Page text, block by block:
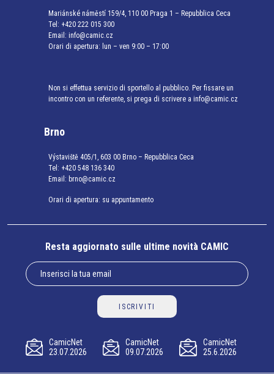
Mariánské náměstí 159/4, 110 00 Praga 1 – Repubblica Ceca
Tel: +420 222 015 300
Email: info@camic.cz
Orari di apertura: lun – ven 9:00 – 17:00
Non si effettua servizio di sportello al pubblico. Per fissare un
incontro con un referente, si prega di scrivere a info@camic.cz
Brno
Výstaviště 405/1, 603 00 Brno – Repubblica Ceca
Tel: +420 548 136 340
Email: brno@camic.cz
Orari di apertura: su appuntamento
Resta aggiornato sulle ultime novità CAMIC
ISCRIVITI
CamicNet
23.07.2026
CamicNet
09.07.2026
CamicNet
25.6.2026